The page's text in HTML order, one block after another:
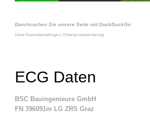
Durchsuchen Sie unsere Seite mit DuckDuckGo
(ohne Nutzerdatenabfrage u. Hintergrundspeicherung)
ECG Daten
BSC Bauingenieure GmbH
FN 396091m LG ZRS Graz